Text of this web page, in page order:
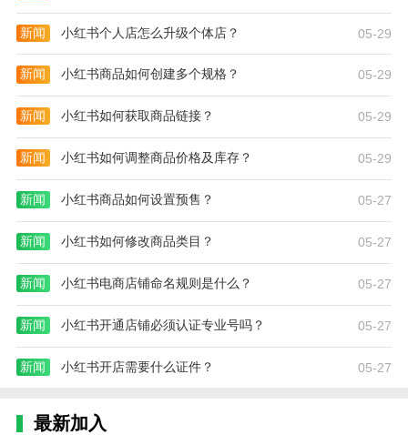
新闻 小红书个人店怎么升级个体店？ 05-29
新闻 小红书商品如何创建多个规格？ 05-29
新闻 小红书如何获取商品链接？ 05-29
新闻 小红书如何调整商品价格及库存？ 05-29
新闻 小红书商品如何设置预售？ 05-27
新闻 小红书如何修改商品类目？ 05-27
新闻 小红书电商店铺命名规则是什么？ 05-27
新闻 小红书开通店铺必须认证专业号吗？ 05-27
新闻 小红书开店需要什么证件？ 05-27
最新加入